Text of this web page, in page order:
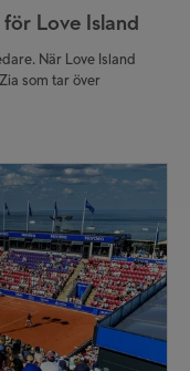
Love Island
När Love Island
som tar över